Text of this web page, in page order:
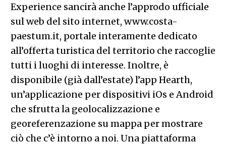
Experience sancirà anche l’approdo ufficiale
sul web del sito internet, www.costa-
paestum.it, portale interamente dedicato
all’offerta turistica del territorio che raccoglie
tutti i luoghi di interesse. Inoltre, è
disponibile (già dall’estate) l’app Hearth,
un’applicazione per dispositivi iOs e Android
che sfrutta la geolocalizzazione e
georeferenzazione su mappa per mostrare
ciò che c’è intorno a noi. Una piattaforma